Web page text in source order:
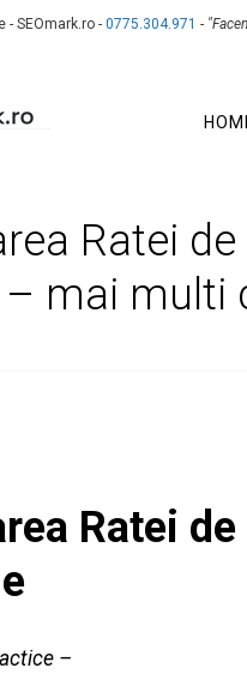
- SEOmark.ro - 0775.304.971 -
Ratei
mai multi
Ratei de
–